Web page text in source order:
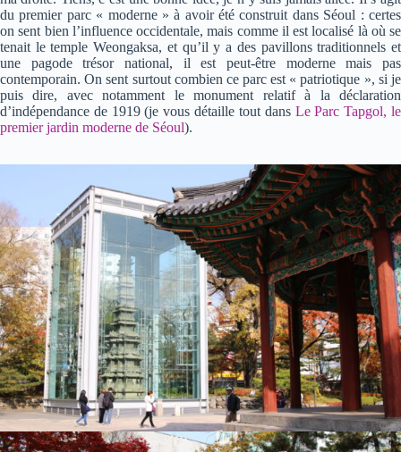
du premier parc « moderne » à avoir été construit dans Séoul : certes
on sent bien l’influence occidentale, mais comme il est localisé là où se
tenait le temple Weongaksa, et qu’il y a des pavillons traditionnels et
une pagode trésor national, il est peut-être moderne mais pas
contemporain. On sent surtout combien ce parc est « patriotique », si je
puis dire, avec notamment le monument relatif à la déclaration
d’indépendance de 1919 (je vous détaille tout dans Le Parc Tapgol, le
premier jardin moderne de Séoul).